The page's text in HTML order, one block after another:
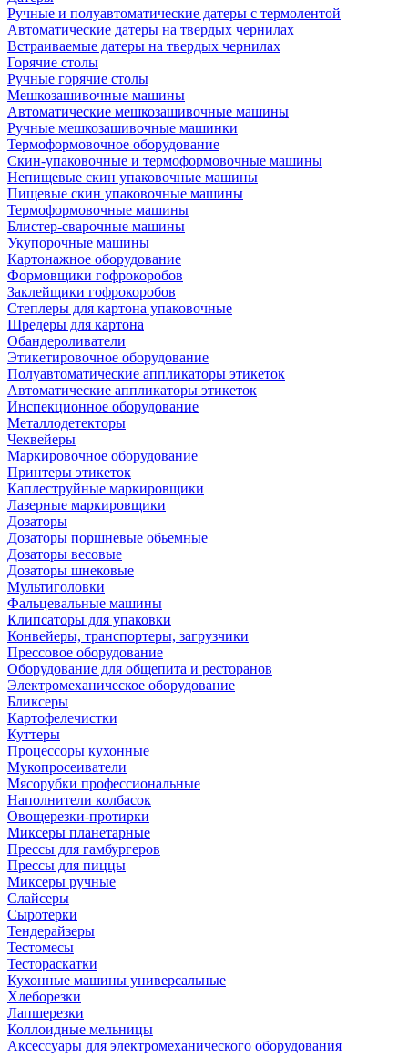
Ручные и полуавтоматические датеры с термолентой
Автоматические датеры на твердых чернилах
Встраиваемые датеры на твердых чернилах
Горячие столы
Ручные горячие столы
Мешкозашивочные машины
Автоматические мешкозашивочные машины
Ручные мешкозашивочные машинки
Термоформовочное оборудование
Скин-упаковочные и термоформовочные машины
Непищевые скин упаковочные машины
Пищевые скин упаковочные машины
Термоформовочные машины
Блистер-сварочные машины
Укупорочные машины
Картонажное оборудование
Формовщики гофрокоробов
Заклейщики гофрокоробов
Степлеры для картона упаковочные
Шредеры для картона
Обандероливатели
Этикетировочное оборудование
Полуавтоматические аппликаторы этикеток
Автоматические аппликаторы этикеток
Инспекционное оборудование
Металлодетекторы
Чеквейеры
Маркировочное оборудование
Принтеры этикеток
Каплеструйные маркировщики
Лазерные маркировщики
Дозаторы
Дозаторы поршневые обьемные
Дозаторы весовые
Дозаторы шнековые
Мультиголовки
Фальцевальные машины
Клипсаторы для упаковки
Конвейеры, транспортеры, загрузчики
Прессовое оборудование
Оборудование для общепита и ресторанов
Электромеханическое оборудование
Бликсеры
Картофелечистки
Куттеры
Процессоры кухонные
Мукопросеиватели
Мясорубки профессиональные
Наполнители колбасок
Овощерезки-протирки
Миксеры планетарные
Прессы для гамбургеров
Прессы для пиццы
Миксеры ручные
Слайсеры
Сыротерки
Тендерайзеры
Тестомесы
Тестораскатки
Кухонные машины универсальные
Хлеборезки
Лапшерезки
Коллоидные мельницы
Аксессуары для электромеханического оборудования